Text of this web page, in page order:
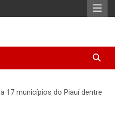
17 municípios do Piauí dentre